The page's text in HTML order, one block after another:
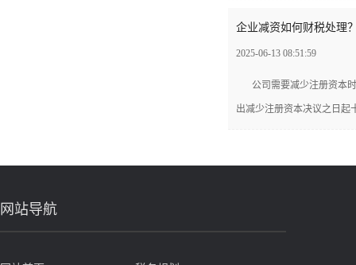
企业减资如何财税处理
2025-06-13 08:51:59
公司需要减少注册资本
出减少注册资本决议之日起
网站导航